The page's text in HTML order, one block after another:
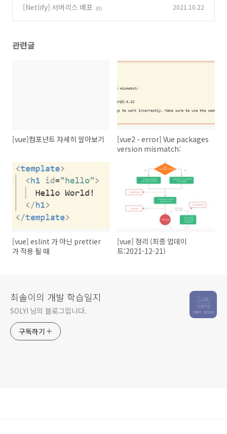
[Netlify] 서버리스 배포 (0) 2021.10.22
관련글
[vue]컴포넌트 자세히 알아보기
[vue2 - error] Vue packages
version mismatch:
[vue] eslint 가 아닌 prettier
가 적용 될 때
[vue] 정리 (최종 업데이
트:2021-12-21)
최솔이의 개발 학습일지
SOLYI 님의 블로그입니다.
구독하기